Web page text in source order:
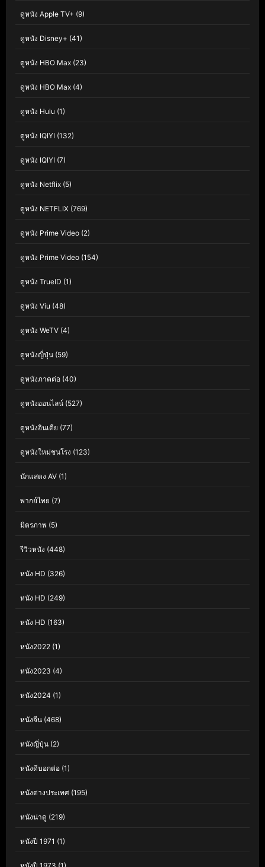
ดูหนัง Apple TV+ (9)
ดูหนัง Disney+ (41)
ดูหนัง HBO Max (23)
ดูหนัง HBO Max (4)
ดูหนัง Hulu (1)
ดูหนัง IQIYI (132)
ดูหนัง IQIYI (7)
ดูหนัง Netflix (5)
ดูหนัง NETFLIX (769)
ดูหนัง Prime Video (2)
ดูหนัง Prime Video (154)
ดูหนัง TrueID (1)
ดูหนัง Viu (48)
ดูหนัง WeTV (4)
ดูหนังญี่ปุ่น (59)
ดูหนังภาคต่อ (40)
ดูหนังออนไลน์ (527)
ดูหนังอินเดีย (77)
ดูหนังใหม่ชนโรง (123)
นักแสดง AV (1)
พากย์ไทย (7)
มิตรภาพ (5)
รีวิวหนัง (448)
หนัง HD (326)
หนัง HD (249)
หนัง HD (163)
หนัง2022 (1)
หนัง2023 (4)
หนัง2024 (1)
หนังจีน (468)
หนังญี่ปุ่น (2)
หนังดีบอกต่อ (1)
หนังต่างประเทศ (195)
หนังน่าดู (219)
หนังปี 1971 (1)